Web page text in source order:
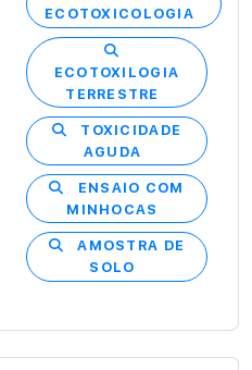
ECOTOXICOLOGIA
ECOTOXILOGIA
TERRESTRE
TOXICIDADE
AGUDA
ENSAIO COM
MINHOCAS
AMOSTRA DE
SOLO